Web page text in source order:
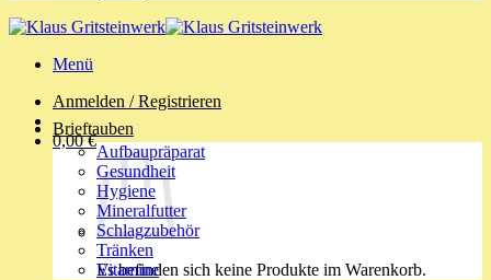
Menü
Anmelden / Registrieren
0,00€
Es befinden sich keine Produkte im Warenkorb.
Brieftauben
Aufbaupräparat
Gesundheit
Hygiene
Mineralfutter
Schlagzubehör
Tränken
Vitamine